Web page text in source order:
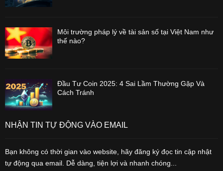
Môi trường pháp lý về tài sản số tại Việt Nam như
thế nào?
Đầu Tư Coin 2025: 4 Sai Lầm Thường Gặp Và
Cách Tránh
NHẬN TIN TỰ ĐỘNG VÀO EMAIL
Bạn không có thời gian vào website, hãy đăng ký đọc tin cập nhật
tự động qua email. Dễ dàng, tiện lợi và nhanh chóng...